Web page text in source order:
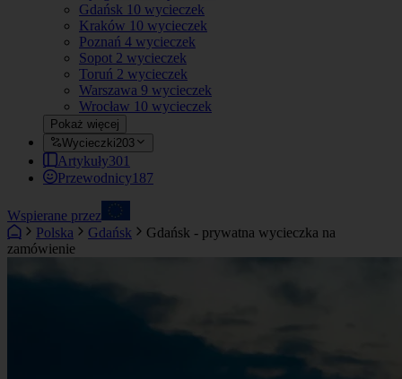
Gdańsk 10 wycieczek
Kraków 10 wycieczek
Poznań 4 wycieczek
Sopot 2 wycieczek
Toruń 2 wycieczek
Warszawa 9 wycieczek
Wrocław 10 wycieczek
Pokaż więcej
Wycieczki203
Artykuły301
Przewodnicy187
Wspierane przez
Polska
Gdańsk
Gdańsk - prywatna wycieczka na
zamówienie